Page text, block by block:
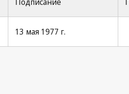
13 мая 1977 г.